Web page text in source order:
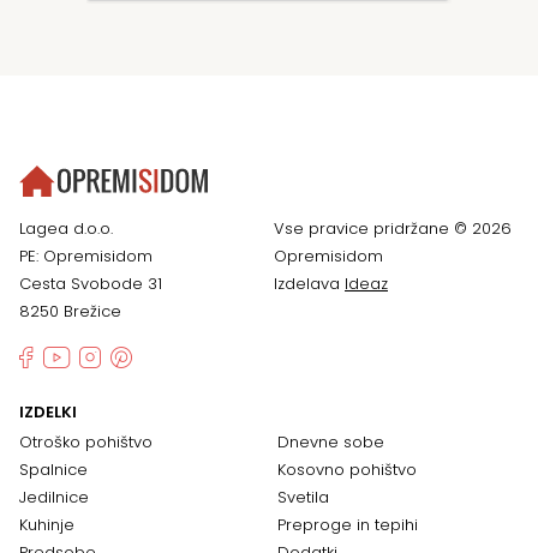
Lagea d.o.o.
PE: Opremisidom
Cesta Svobode 31
8250 Brežice
Vse pravice pridržane © 2026
Opremisidom
Izdelava Ideaz
IZDELKI
Otroško pohištvo
Spalnice
Jedilnice
Kuhinje
Dnevne sobe
Kosovno pohištvo
Svetila
Preproge in tepihi